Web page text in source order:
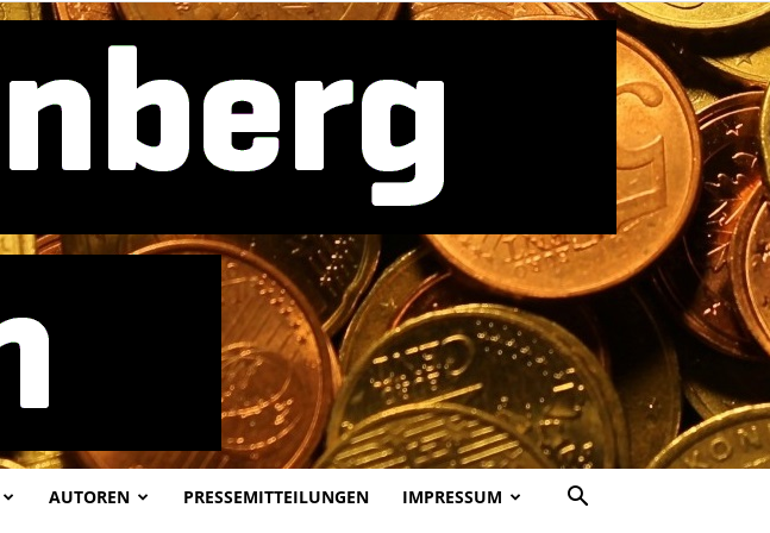
AUTOREN PRESSEMITTEILUNGEN IMPRESSUM